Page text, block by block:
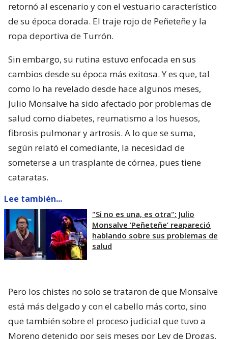
retornó al escenario y con el vestuario característico
de su época dorada. El traje rojo de Peñeteñe y la
ropa deportiva de Turrón.
Sin embargo, su rutina estuvo enfocada en sus
cambios desde su época más exitosa. Y es que, tal
como lo ha revelado desde hace algunos meses,
Julio Monsalve ha sido afectado por problemas de
salud como diabetes, reumatismo a los huesos,
fibrosis pulmonar y artrosis. A lo que se suma,
según relató el comediante, la necesidad de
someterse a un trasplante de córnea, pues tiene
cataratas.
Lee también...
"Si no es una, es otra": Julio
Monsalve ’Peñeteñe’ reapareció
hablando sobre sus problemas de
salud
Pero los chistes no solo se trataron de que Monsalve
está más delgado y con el cabello más corto, sino
que también sobre el proceso judicial que tuvo a
Moreno detenido por seis meses por Ley de Drogas,